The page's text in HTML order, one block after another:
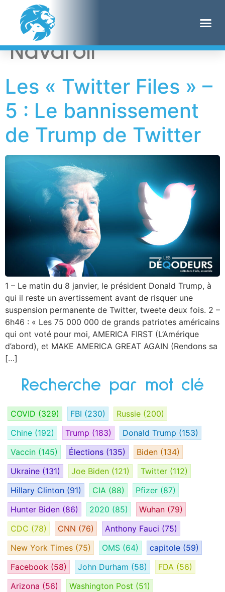
Étiquette :
Navaroli
Les « Twitter Files » –
5 : Le bannissement
de Trump de Twitter
1 – Le matin du 8 janvier, le président Donald Trump, à
qui il reste un avertissement avant de risquer une
suspension permanente de Twitter, tweete deux fois. 2 –
6h46 : « Les 75 000 000 de grands patriotes américains
qui ont voté pour moi, AMERICA FIRST (L’Amérique
d’abord), et MAKE AMERICA GREAT AGAIN (Rendons sa
[…]
Recherche par mot clé
COVID (329) FBI (230) Russie (200)
Chine (192) Trump (183) Donald Trump (153)
Vaccin (145) Élections (135) Biden (134)
Ukraine (131) Joe Biden (121) Twitter (112)
Hillary Clinton (91) CIA (88) Pfizer (87)
Hunter Biden (86) 2020 (85) Wuhan (79)
CDC (78) CNN (76) Anthony Fauci (75)
New York Times (75) OMS (64) capitole (59)
Facebook (58) John Durham (58) FDA (56)
Arizona (56) Washington Post (51)